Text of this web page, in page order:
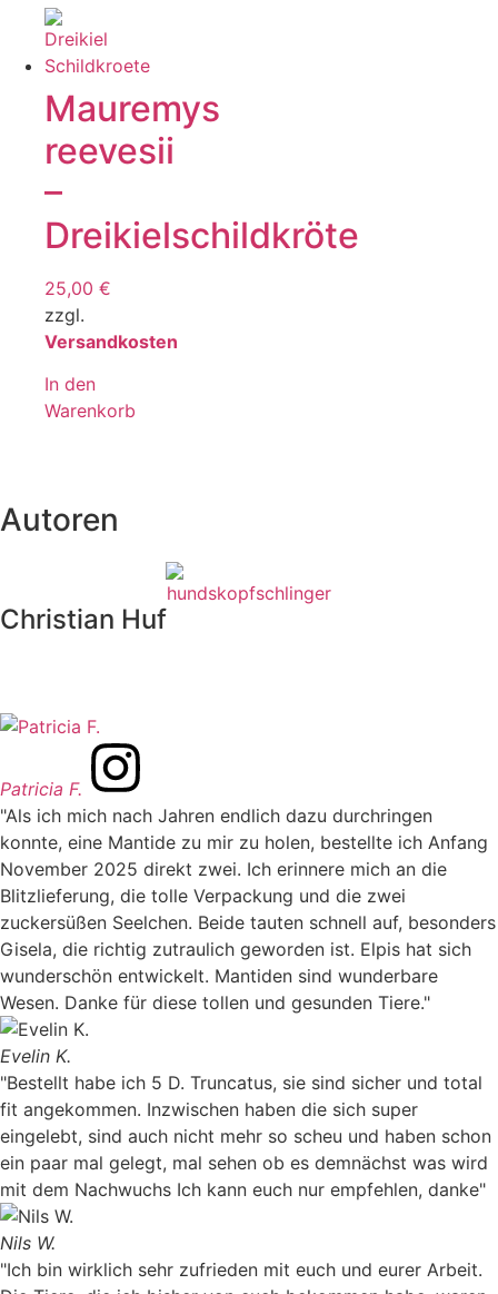
Mauremys
reevesii
–
Dreikielschildkröte
25,00 €
zzgl.
Versandkosten
In den
Warenkorb
Autoren
Christian Huf
Patricia F.
"Als ich mich nach Jahren endlich dazu durchringen
konnte, eine Mantide zu mir zu holen, bestellte ich Anfang
November 2025 direkt zwei. Ich erinnere mich an die
Blitzlieferung, die tolle Verpackung und die zwei
zuckersüßen Seelchen. Beide tauten schnell auf, besonders
Gisela, die richtig zutraulich geworden ist. Elpis hat sich
wunderschön entwickelt. Mantiden sind wunderbare
Wesen. Danke für diese tollen und gesunden Tiere."
Evelin K.
"Bestellt habe ich 5 D. Truncatus, sie sind sicher und total
fit angekommen. Inzwischen haben die sich super
eingelebt, sind auch nicht mehr so scheu und haben schon
ein paar mal gelegt, mal sehen ob es demnächst was wird
mit dem Nachwuchs Ich kann euch nur empfehlen, danke"
Nils W.
"Ich bin wirklich sehr zufrieden mit euch und eurer Arbeit.